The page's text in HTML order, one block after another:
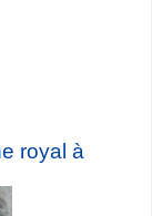
royal à